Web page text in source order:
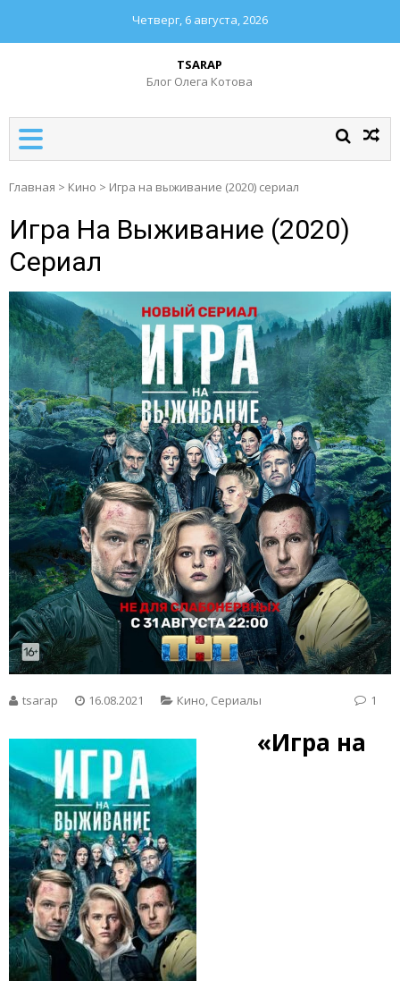
Четверг, 6 августа, 2026
TSARAP
Блог Олега Котова
Главная > Кино > Игра на выживание (2020) сериал
Игра На Выживание (2020)
Сериал
tsarap 16.08.2021 Кино, Сериалы 1
«Игра на